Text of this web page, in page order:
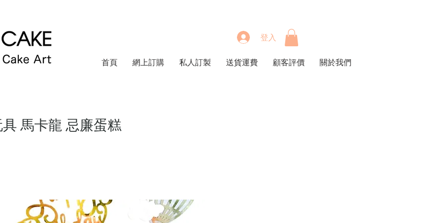
登入
首頁 網上訂購 私人訂製 送貨運費 顧客評價 關於我們
馬卡龍 忌廉蛋糕